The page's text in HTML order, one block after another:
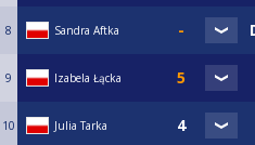
8 Sandra Aftka
9 Izabela Łącka
10 Julia Tarka